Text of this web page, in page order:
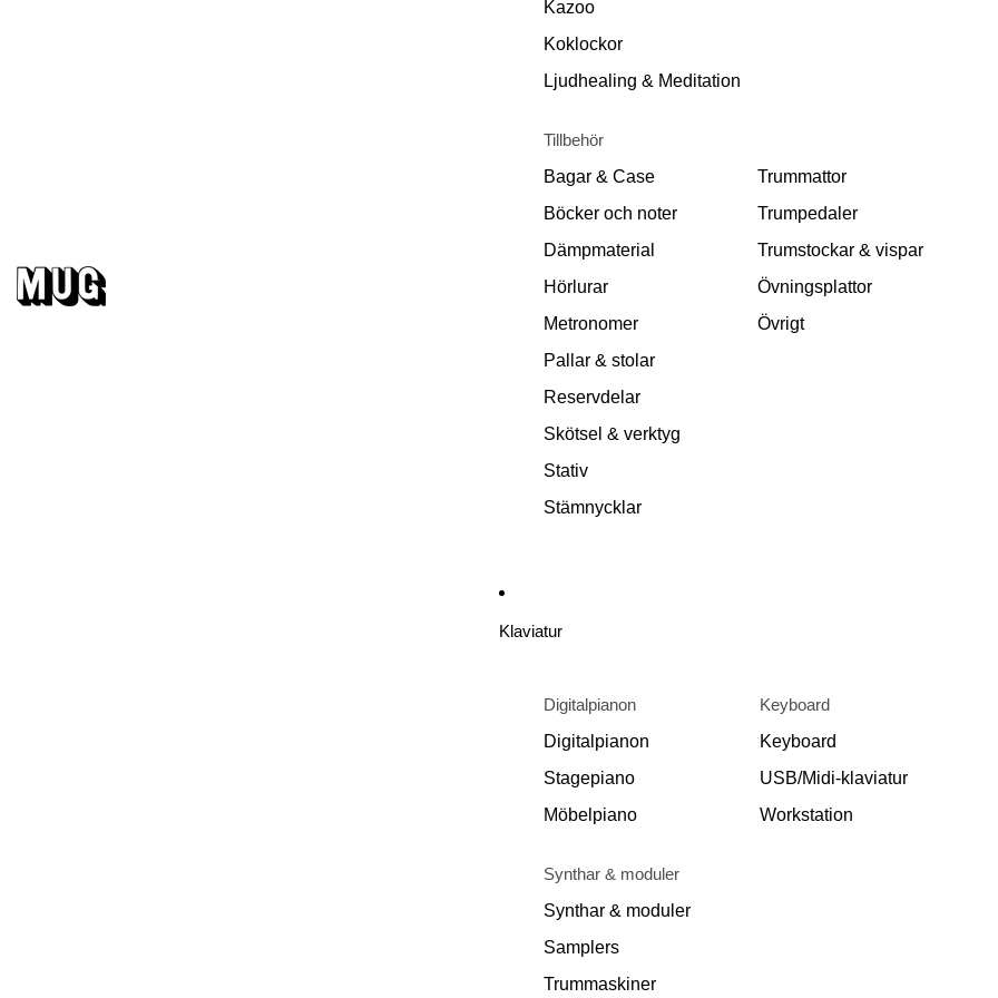
Kazoo
Koklockor
Ljudhealing & Meditation
Tillbehör
Bagar & Case
Böcker och noter
Dämpmaterial
Hörlurar
Metronomer
Pallar & stolar
Reservdelar
Skötsel & verktyg
Stativ
Stämnycklar
Trummattor
Trumpedaler
Trumstockar & vispar
Övningsplattor
Övrigt
Klaviatur
Digitalpianon
Digitalpianon
Stagepiano
Möbelpiano
Keyboard
Keyboard
USB/Midi-klaviatur
Workstation
Synthar & moduler
Synthar & moduler
Samplers
Trummaskiner